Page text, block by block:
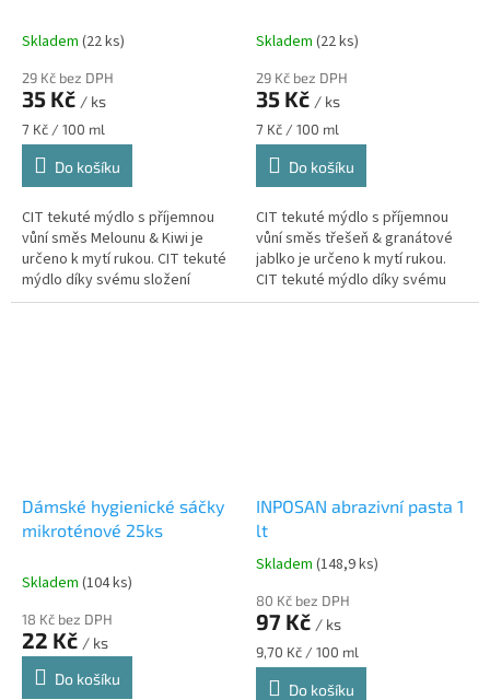
Skladem (22 ks)
29 Kč bez DPH
35 Kč / ks
Měrná
cena:
7 Kč / 100 ml
Do košíku
CIT tekuté mýdlo s příjemnou
vůní směs Melounu & Kiwi je
určeno k mytí rukou. CIT tekuté
mýdlo díky svému složení
zjemňuje vaši pokožku a
Skladem (22 ks)
29 Kč bez DPH
35 Kč / ks
Měrná
cena:
7 Kč / 100 ml
Do košíku
CIT tekuté mýdlo s příjemnou
vůní směs třešeň & granátové
jablko je určeno k mytí rukou.
CIT tekuté mýdlo díky svému
složení zjemňuje vaši pokožku a
Dámské hygienické sáčky
mikroténové 25ks
Skladem (104 ks)
18 Kč bez DPH
22 Kč / ks
Do košíku
INPOSAN abrazivní pasta 1
lt
Průměrné
produktu
je
5,0
z
Skladem (148,9 ks)
80 Kč bez DPH
97 Kč / ks
Měrná
cena:
9,70 Kč / 100 ml
Do košíku